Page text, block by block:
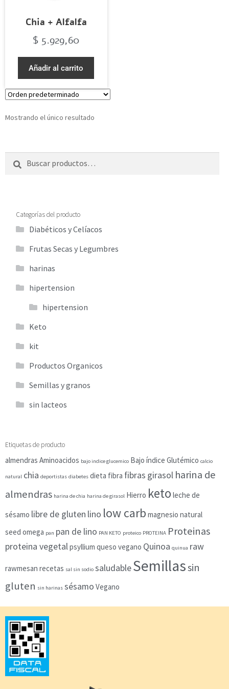
Categorías del producto
Diabéticos y Celíacos
Frutas Secas y Legumbres
harinas
hipertension
hipertension
Keto
kit
Productos Organicos
Semillas y granos
sin lacteos
Etiquetas de producto
almendras Aminoacidos bajo indice glucemico Bajo índice Glutémico calcio
natural chia deportistas diabetes dieta fibra fibras girasol harina de
almendras harina de chia harina de girasol Hierro keto leche de
sésamo libre de gluten lino low carb magnesio natural
seed omega pan pan de lino PAN KETO proteico PROTEINA Proteinas
proteina vegetalpsyllium queso vegano Quinoa quinua raw
rawmesan recetas sal sin sodio saludableSemillassin
gluten sin harinas sésamo Vegano
Chia + Alfalfa
$ 5.929,60
Añadir al carrito
Mostrando el único resultado